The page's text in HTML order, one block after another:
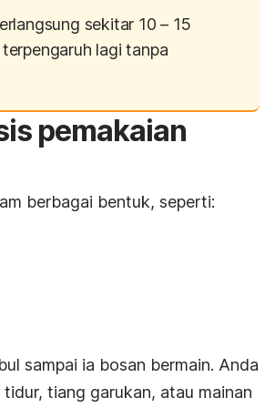
sekitar 10 – 15
lagi tanpa
pemakaian
berbagai bentuk, seperti:
sampai ia bosan bermain. Anda
tiang garukan, atau mainan